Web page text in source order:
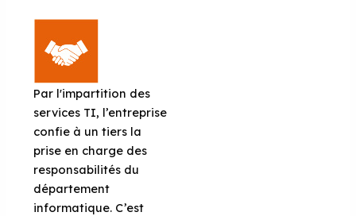
Par l'impartition des
services TI, l’entreprise
confie à un tiers la
prise en charge des
responsabilités du
département
informatique. C’est